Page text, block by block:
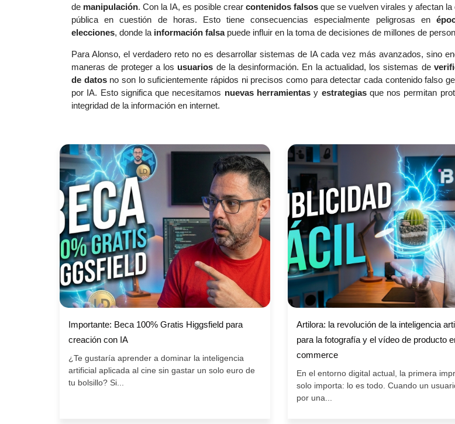
de manipulación. Con la IA, es posible crear contenidos falsos que se vuelven virales y afectan la
pública en cuestión de horas. Esto tiene consecuencias especialmente peligrosas en
elecciones, donde la información falsapuede influir en la toma de decisiones de millones de
Para Alonso, el verdadero reto no es desarrollar sistemas de IA cada vez más avanzados, sino
maneras de proteger a los usuarios de la desinformación. En la actualidad, los sistemas de
de datosno son lo suficientemente rápidos ni precisos como para detectar cada contenido falso
por IA. Esto significa que necesitamos nuevas herramientas y estrategiasque nos permitan
integridad de la información en internet.
Importante: Beca 100% Gratis Higgsfield para
creación con IA
¿Te gustaría aprender a dominar la inteligencia
artificial aplicada al cine sin gastar un solo euro de
tu bolsillo? Si...
Artilora: la revolución de la inteligencia
para la fotografía y el vídeo de producto
commerce
En el entorno digital actual, la primera
solo importa: lo es todo. Cuando un
por una...